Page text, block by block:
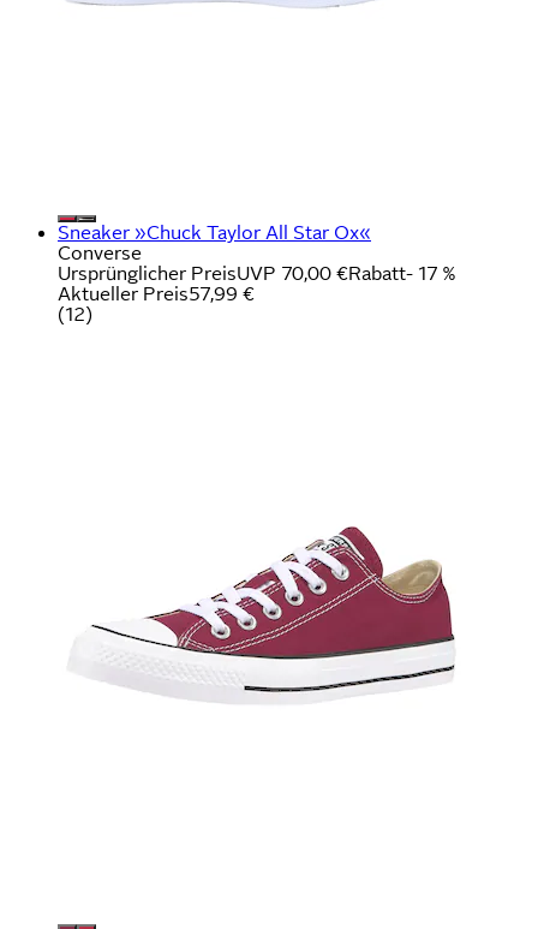
Sneaker »Chuck Taylor All Star Ox«
Converse
Ursprünglicher PreisUVP 70,00 €Rabatt- 17 %
Aktueller Preis57,99 €
(12)